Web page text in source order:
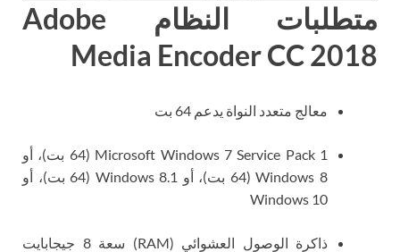
متطلبات النظام Adobe
Media Encoder CC 2018
معالج متعدد النواة يدعم 64 بت
Microsoft Windows 7 Service Pack 1 (64 بت)، أو
Windows 8 (64 بت)، أو Windows 8.1 (64 بت)، أو
Windows 10
ذاكرة الوصول العشوائي (RAM) سعة 8 جيجابايت